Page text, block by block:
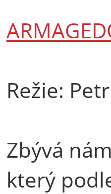
Režie:
Zbývá
který